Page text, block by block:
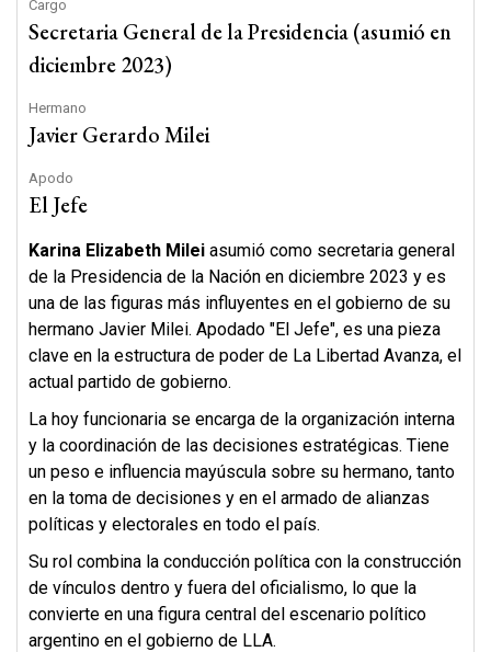
Cargo
Secretaria General de la Presidencia (asumió en
diciembre 2023)
Hermano
Javier Gerardo Milei
Apodo
El Jefe
Karina Elizabeth Milei asumió como secretaria general
de la Presidencia de la Nación en diciembre 2023 y es
una de las figuras más influyentes en el gobierno de su
hermano Javier Milei. Apodado "El Jefe", es una pieza
clave en la estructura de poder de La Libertad Avanza, el
actual partido de gobierno.
La hoy funcionaria se encarga de la organización interna
y la coordinación de las decisiones estratégicas. Tiene
un peso e influencia mayúscula sobre su hermano, tanto
en la toma de decisiones y en el armado de alianzas
políticas y electorales en todo el país.
Su rol combina la conducción política con la construcción
de vínculos dentro y fuera del oficialismo, lo que la
convierte en una figura central del escenario político
argentino en el gobierno de LLA.